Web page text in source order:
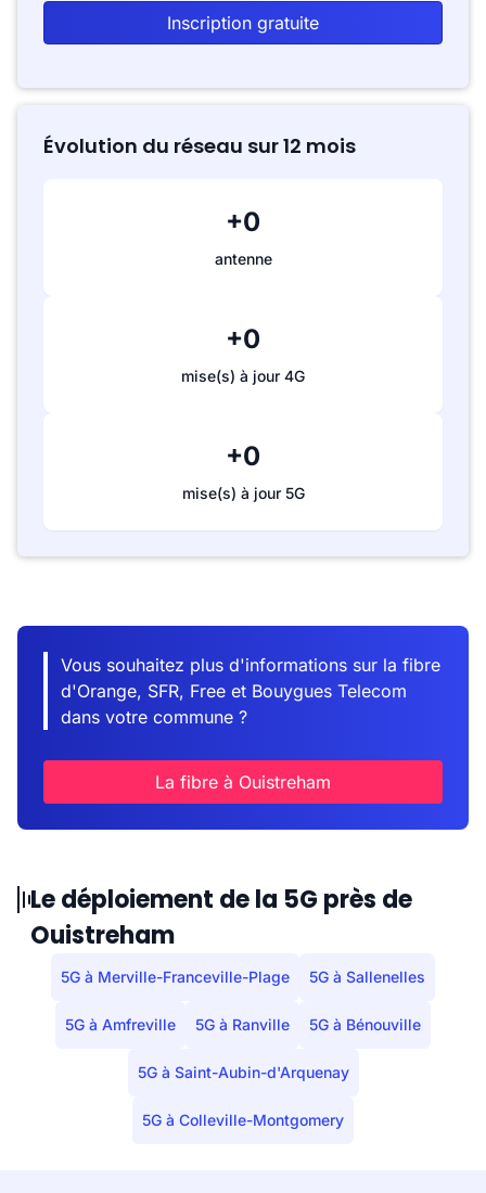
Inscription gratuite
Évolution du réseau sur 12 mois
+0
antenne
+0
mise(s) à jour 4G
+0
mise(s) à jour 5G
Vous souhaitez plus d'informations sur la fibre
d'Orange, SFR, Free et Bouygues Telecom
dans votre commune ?
La fibre à Ouistreham
Le déploiement de la 5G près de
Ouistreham
5G à Merville-Franceville-Plage 5G à Sallenelles
5G à Amfreville 5G à Ranville 5G à Bénouville
5G à Saint-Aubin-d'Arquenay
5G à Colleville-Montgomery